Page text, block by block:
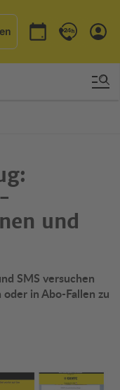
Termin buchen
Kontakt &
und
SMS versuchen
in Abo-Fallen zu